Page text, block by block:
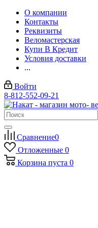
О компании
Контакты
Реквизиты
Веломастерская
Купи В Кредит
Условия доставки
...
Войти
8-812-552-09-21
Сравнение0
Отложенные 0
Корзина пуста 0